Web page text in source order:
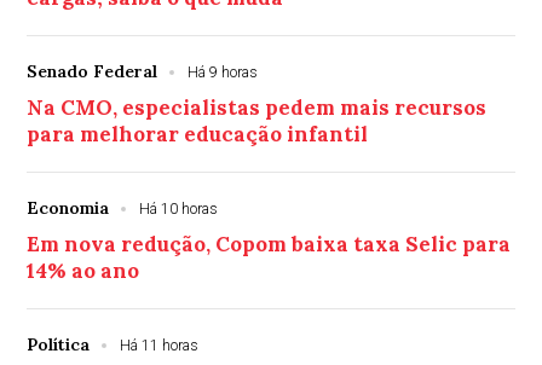
Senado Federal Há 9 horas
Na CMO, especialistas pedem mais recursos
para melhorar educação infantil
Economia Há 10 horas
Em nova redução, Copom baixa taxa Selic para
14% ao ano
Política Há 11 horas